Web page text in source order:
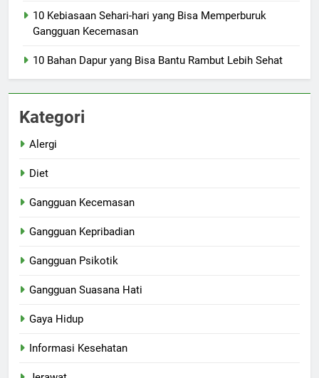
10 Kebiasaan Sehari-hari yang Bisa Memperburuk
Gangguan Kecemasan
10 Bahan Dapur yang Bisa Bantu Rambut Lebih Sehat
Kategori
Alergi
Diet
Gangguan Kecemasan
Gangguan Kepribadian
Gangguan Psikotik
Gangguan Suasana Hati
Gaya Hidup
Informasi Kesehatan